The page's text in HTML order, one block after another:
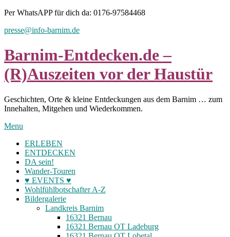
Skip
content
Per WhatsAPP für dich da: 0176-97584468
presse@info-barnim.de
Barnim-Entdecken.de –
(R)Auszeiten vor der Haustür
Geschichten, Orte & kleine Entdeckungen aus dem Barnim … zum
Innehalten, Mitgehen und Wiederkommen.
Menu
ERLEBEN
ENTDECKEN
DA sein!
Wander-Touren
♥ EVENTS ♥
Wohlfühlbotschafter A-Z
Bildergalerie
Landkreis Barnim
16321 Bernau
16321 Bernau OT Ladeburg